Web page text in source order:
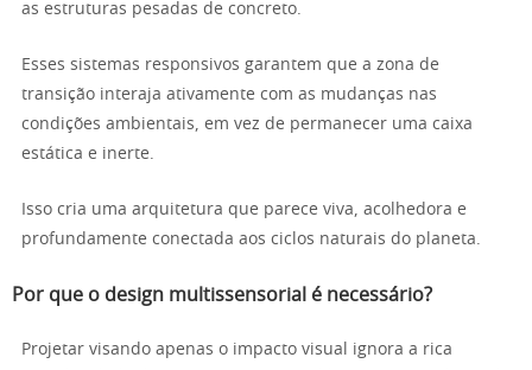
as estruturas pesadas de concreto.
Esses sistemas responsivos garantem que a zona de
transição interaja ativamente com as mudanças nas
condições ambientais, em vez de permanecer uma caixa
estática e inerte.
Isso cria uma arquitetura que parece viva, acolhedora e
profundamente conectada aos ciclos naturais do planeta.
Por que o design multissensorial é necessário?
Projetar visando apenas o impacto visual ignora a rica